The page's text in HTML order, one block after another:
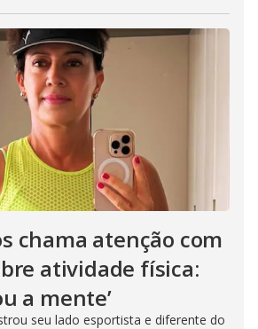
chama atenção com
atividade física:
a mente’
seu lado esportista e diferente do